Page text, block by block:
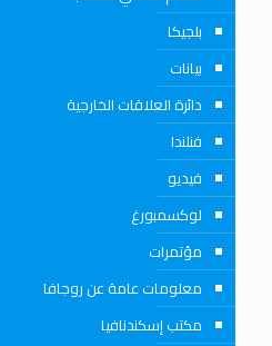
بلجيكا
بيانات
دائرة العلاقات الخارجية
فنلندا
فيديو
لوكسمبورغ
مؤتمرات
معلومات عامة عن روجافا
مكتب إسكندنافيا